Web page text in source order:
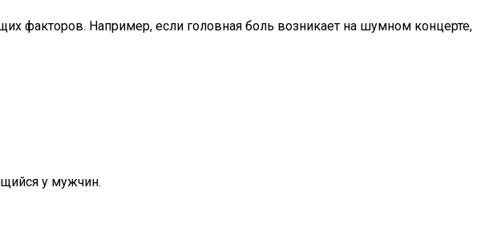
факторов. Например, если головная боль возникает на шумном концерте,
у мужчин.